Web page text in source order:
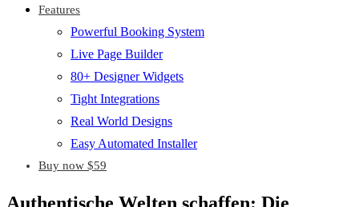
Features
Powerful Booking System
Live Page Builder
80+ Designer Widgets
Tight Integrations
Real World Designs
Easy Automated Installer
Buy now $59